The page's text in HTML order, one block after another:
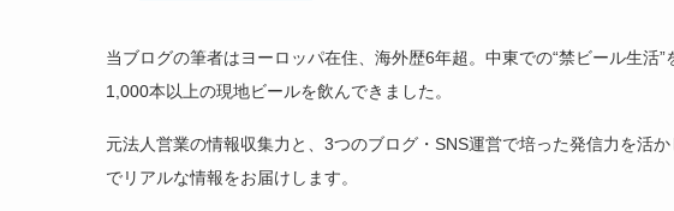
当ブログの筆者はヨーロッパ在住、海外歴6年超。中東での“禁ビール生活
1,000本以上の現地ビールを飲んできました。
元法人営業の情報収集力と、3つのブログ・SNS運営で培った発信力を活か
でリアルな情報をお届けします。